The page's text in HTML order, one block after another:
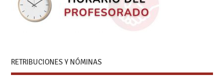
RETRIBUCIONES Y NÓMINAS